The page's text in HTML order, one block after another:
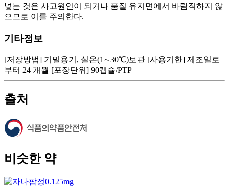
넣는 것은 사고원인이 되거나 품질 유지면에서 바람직하지 않
으므로 이를 주의한다.
기타정보
[저장방법] 기밀용기, 실온(1∼30℃)보관 [사용기한] 제조일로
부터 24 개월 [포장단위] 90캡슐/PTP
출처
비슷한 약